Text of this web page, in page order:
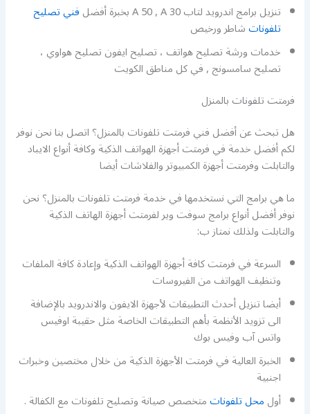
تنزيل برامج اندرويد لتاب A 50 , A 30 بخبرة أفضل
فني تصليح
تلفوناتشاطر ورخيص
خدمات ورشة تصليح هواتف ، تصليح ايفون تصليح هواوي ،
تصليح سامسونج , في كل مناطق الكويت
فرمتت تلفونات بالمنزل
هل تبحث عن أفضل فني فرمتت تلفونات بالمنزل؟ اتصل بنا نحن نوفر
لكم أفضل خدمة في فرمتت أجهزة الهواتف الذكية وكافة أنواع الايباد
والتابلت وفرمتت أجهزة الكمبيوتر والفلاشات أيضا
ما هي برامج التي نستخدمها في خدمة فرمتت تلفونات بالمنزل؟ نحن
نوفر أفضل أنواع برامج سوفت وير لفرمتت أجهزة الهاتف الذكية
والتابلت ولذلك نمتاز ب:
السرعة في فرمتت كافة أجهزة الهواتف الذكية وإعادة كافة الملفات
وتنظيف الهواتف من الفيروسات
أيضا تنزيل أحدث التطبيقات لأجهزة الايفون والاندرويد بالإضافة
الى تزويد الأنظمة بأهم التطبيقات الخاصة مثل حقيبة اوفيس
واتس آب وفيس بوك
الخبرة العالية في فرمتت الأجهزة الذكية من خلال مختصين وخبرات
اجنبية
أولمحل تلفوناتمتخصص صيانة وتصليح تلفونات مع الكفالة .